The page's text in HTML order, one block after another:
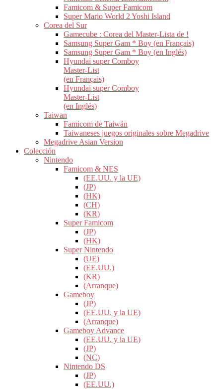
Famicom & Super Famicom
Super Mario World 2 Yoshi Island
Corea del Sur
Gamecube : Corea del Master-Lista de !
Samsung Super Gam * Boy (en Français)
Samsung Super Gam * Boy (en Inglés)
Hyundai super Comboy
Master-List
(en Français)
Hyundai super Comboy
Master-List
(en Inglés)
Taiwan
Famicom de Taiwán
Taiwaneses juegos originales sobre Megadrive
Megadrive Asian Version
Colección
Nintendo
Famicom & NES
(EE.UU. y la UE)
(JP)
(HK)
(CH)
(KR)
Super Famicom
(JP)
(HK)
Super Nintendo
(UE)
(EE.UU.)
(KR)
(Arranque)
Gameboy
(JP)
(EE.UU. y la UE)
(Arranque)
Gameboy Advance
(EE.UU. y la UE)
(JP)
(NC)
Nintendo DS
(JP)
(EE.UU.)